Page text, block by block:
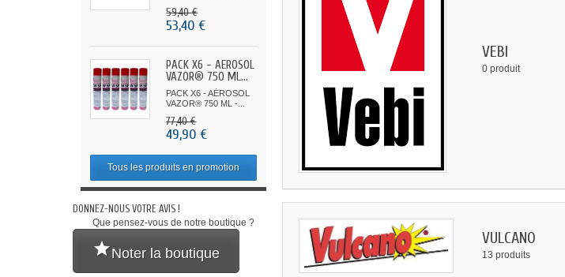
59,40 €
53,40 €
PACK X6 - AÉROSOL
VAZOR® 750 ML...
PACK X6 - AÉROSOL
VAZOR® 750 ML -...
77,40 €
49,90 €
Tous les produits en promotion
DONNEZ-NOUS VOTRE AVIS !
Que pensez-vous de notre boutique ?
Noter la boutique
VEBI
0 produit
VULCANO
13 produits